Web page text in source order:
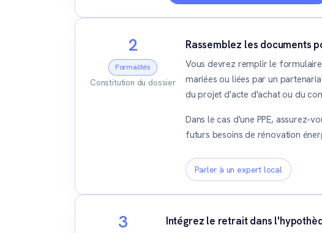
2
Formalités
Constitution du dossier
Rassemblez les documents
Vous devrez remplir le
mariées ou liées par un
du projet d'acte d'achat ou du
Dans le cas d'une PPE, assurez-
futurs besoins de rénovation
Parler à un expert local
3 Intégrez le retrait dans